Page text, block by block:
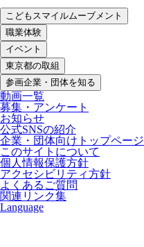
こどもスマイルムーブメント
職業体験
イベント
東京都の取組
参画企業・団体を知る
動画一覧
募集・アンケート
お知らせ
公式SNSの紹介
企業・団体向けトップページ
このサイトについて
個人情報保護方針
アクセシビリティ方針
よくあるご質問
関連リンク集
Language